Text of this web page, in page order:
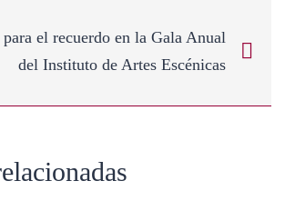
el recuerdo en la Gala Anual
del Instituto de Artes Escénicas